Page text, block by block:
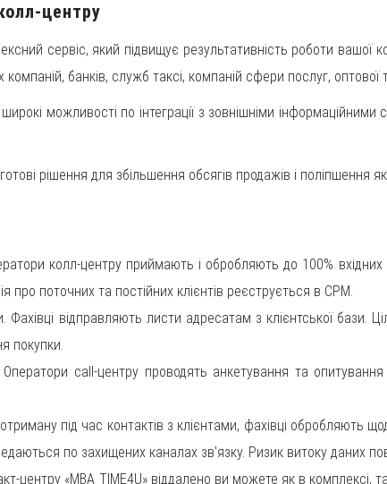
центру
сервіс, який підвищує результативність роботи
банків, служб таксі, компаній сфери послуг, оптової
можливості по інтеграції з зовнішніми
рішення для збільшення обсягів продажів і поліпшення
колл-центру приймають і обробляють до 100%
про поточних та постійних клієнтів реєструється в СРМ.
Фахівці відправляють листи адресатам з клієнтської бази.
покупки.
call-центру проводять анкетування та
під час контактів з клієнтами, фахівці обробляють
по захищених каналах зв'язку. Ризик витоку даних
центру «MBA TIME4U» віддалено ви можете як в комплексі,